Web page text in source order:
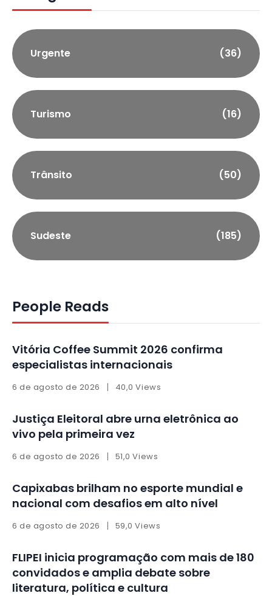
Urgente (36)
Turismo (16)
Trânsito (50)
Sudeste (185)
People Reads
Vitória Coffee Summit 2026 confirma
especialistas internacionais
6 de agosto de 2026 40,0 Views
Justiça Eleitoral abre urna eletrônica ao
vivo pela primeira vez
6 de agosto de 2026 51,0 Views
Capixabas brilham no esporte mundial e
nacional com desafios em alto nível
6 de agosto de 2026 59,0 Views
FLIPEI inicia programação com mais de 180
convidados e amplia debate sobre
literatura, política e cultura